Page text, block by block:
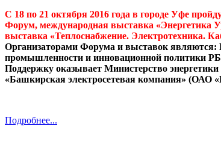
С 18 по 21 октября 2016 года в городе Уфе
Форум, международная выставка «Энергетика
выставка «Теплоснабжение. Электротехника.
Организаторами Форума и выставок являются:
промышленности и инновационной политики
Поддержку оказывает Министерство
«Башкирская электросетевая компания» (ОАО
Подробнее...